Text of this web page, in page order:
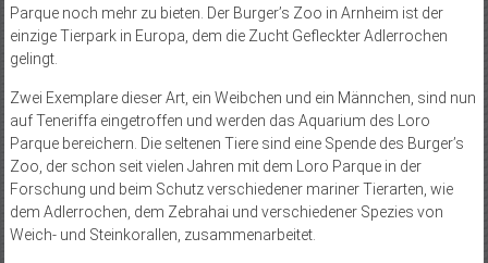
Parque noch mehr zu bieten. Der Burger’s Zoo in Arnheim ist der
einzige Tierpark in Europa, dem die Zucht Gefleckter Adlerrochen
gelingt.
Zwei Exemplare dieser Art, ein Weibchen und ein Männchen, sind nun
auf Teneriffa eingetroffen und werden das Aquarium des Loro
Parque bereichern. Die seltenen Tiere sind eine Spende des Burger’s
Zoo, der schon seit vielen Jahren mit dem Loro Parque in der
Forschung und beim Schutz verschiedener mariner Tierarten, wie
dem Adlerrochen, dem Zebrahai und verschiedener Spezies von
Weich- und Steinkorallen, zusammenarbeitet.